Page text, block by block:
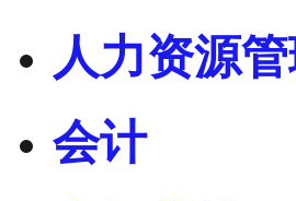
人力资源
会计